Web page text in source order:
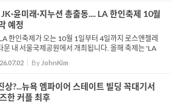
윤미래·지누션 총출동.... LA 한인축제 10월
예정
한인축제가 오는 10월 1일부터 4일까지 로스앤젤레
운 내 서울국제공원에서 개최됩니다. 올해 축제는 'LA
주제로 진행되며, 나흘의 행사 기간 동안 40만 명 이상
이 찾을 것으로 예상되는 미국 내 최대 규모의 한...
By JohnKim
상?...뉴욕 엠파이어 스테이트 빌딩 꼭대기서
한 커플 최후